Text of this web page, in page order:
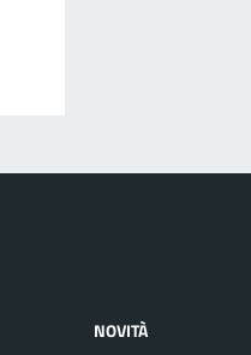
NOVITÀ